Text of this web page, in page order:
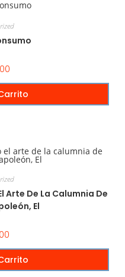
Arte De La Calumnia De
El